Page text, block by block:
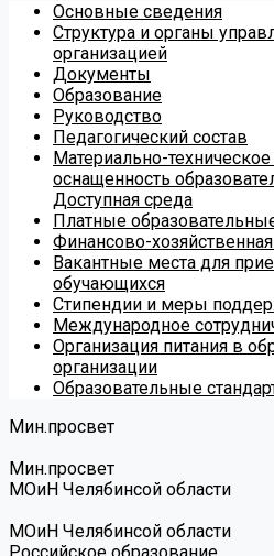
Основные сведения
Структура и органы
организацией
Документы
Образование
Руководство
Педагогический состав
Материально-
оснащенность
Доступная среда
Платные
Финансово-
Вакантные места для
обучающихся
Стипендии и меры
Международное
Организация питания в
организации
Образовательные
Мин.просвет
Мин.просвет
МОиН Челябинсой области
МОиН Челябинсой области